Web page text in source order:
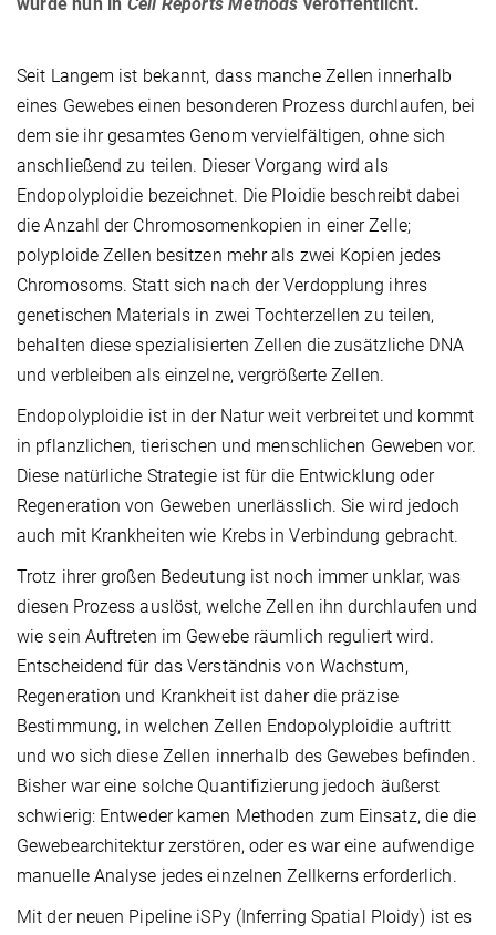
Seit Langem ist bekannt, dass manche Zellen innerhalb
eines Gewebes einen besonderen Prozess durchlaufen, bei
dem sie ihr gesamtes Genom vervielfältigen, ohne sich
anschließend zu teilen. Dieser Vorgang wird als
Endopolyploidie bezeichnet. Die Ploidie beschreibt dabei
die Anzahl der Chromosomenkopien in einer Zelle;
polyploide Zellen besitzen mehr als zwei Kopien jedes
Chromosoms. Statt sich nach der Verdopplung ihres
genetischen Materials in zwei Tochterzellen zu teilen,
behalten diese spezialisierten Zellen die zusätzliche DNA
und verbleiben als einzelne, vergrößerte Zellen.
Endopolyploidie ist in der Natur weit verbreitet und kommt
in pflanzlichen, tierischen und menschlichen Geweben vor.
Diese natürliche Strategie ist für die Entwicklung oder
Regeneration von Geweben unerlässlich. Sie wird jedoch
auch mit Krankheiten wie Krebs in Verbindung gebracht.
Trotz ihrer großen Bedeutung ist noch immer unklar, was
diesen Prozess auslöst, welche Zellen ihn durchlaufen und
wie sein Auftreten im Gewebe räumlich reguliert wird.
Entscheidend für das Verständnis von Wachstum,
Regeneration und Krankheit ist daher die präzise
Bestimmung, in welchen Zellen Endopolyploidie auftritt
und wo sich diese Zellen innerhalb des Gewebes befinden.
Bisher war eine solche Quantifizierung jedoch äußerst
schwierig: Entweder kamen Methoden zum Einsatz, die die
Gewebearchitektur zerstören, oder es war eine aufwendige
manuelle Analyse jedes einzelnen Zellkerns erforderlich.
Mit der neuen Pipeline iSPy (Inferring Spatial Ploidy) ist es